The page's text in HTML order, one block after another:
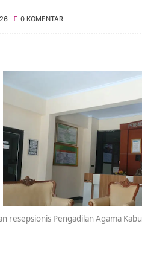
0 KOMENTAR
resepsionis Pengadilan Agama